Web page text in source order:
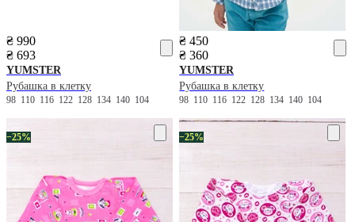
₴ 990
₴ 693
YUMSTER
Рубашка в клетку
98 110 116 122 128 134 140 104
₴ 450
₴ 360
YUMSTER
Рубашка в клетку
98 110 116 122 128 134 140 104
−25% −25%